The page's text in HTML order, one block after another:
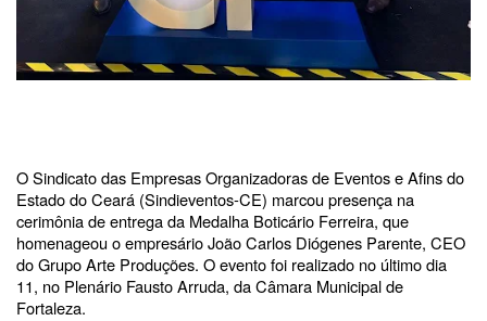
O Sindicato das Empresas Organizadoras de Eventos e Afins do
Estado do Ceará (Sindieventos-CE) marcou presença na
cerimônia de entrega da Medalha Boticário Ferreira, que
homenageou o empresário João Carlos Diógenes Parente, CEO
do Grupo Arte Produções. O evento foi realizado no último dia
11, no Plenário Fausto Arruda, da Câmara Municipal de
Fortaleza.